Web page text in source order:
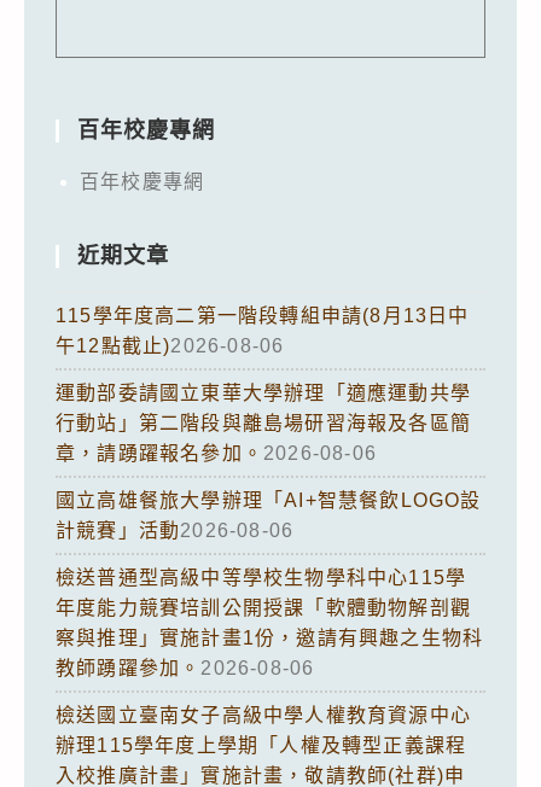
百年校慶專網
百年校慶專網
近期文章
115學年度高二第一階段轉組申請(8月13日中
午12點截止)2026-08-06
運動部委請國立東華大學辦理「適應運動共學
行動站」第二階段與離島場研習海報及各區簡
章，請踴躍報名參加。 2026-08-06
國立高雄餐旅大學辦理「AI+智慧餐飲LOGO設
計競賽」活動2026-08-06
檢送普通型高級中等學校生物學科中心115學
年度能力競賽培訓公開授課「軟體動物解剖觀
察與推理」實施計畫1份，邀請有興趣之生物科
教師踴躍參加。 2026-08-06
檢送國立臺南女子高級中學人權教育資源中心
辦理115學年度上學期「人權及轉型正義課程
入校推廣計畫」實施計畫，敬請教師(社群)申